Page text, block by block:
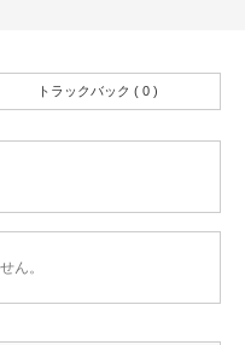
トラックバック ( 0 )
ん。